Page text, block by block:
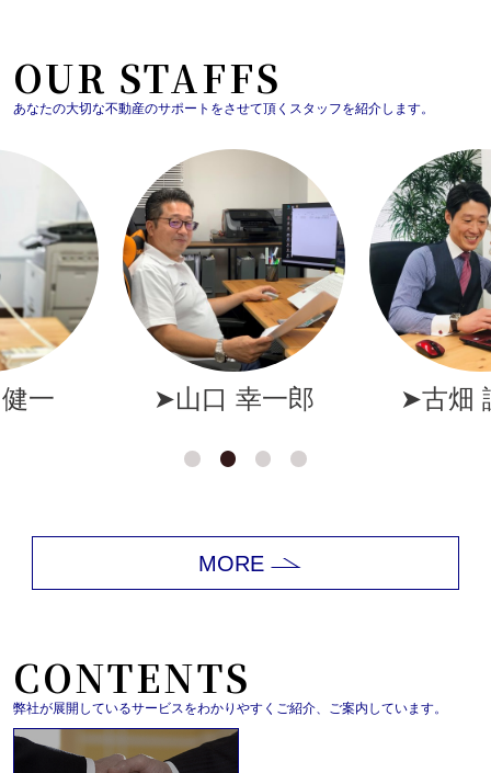
OUR STAFFS
あなたの大切な不動産のサポートをさせて頂くスタッフを紹介します。
郎 ➤古畑 誠一郎 ➤岩井
MORE
CONTENTS
弊社が展開しているサービスをわかりやすくご紹介、ご案内しています。